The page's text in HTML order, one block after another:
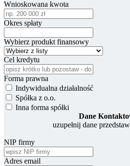
Wnioskowana kwota
Okres spłaty
Wybierz produkt finansowy
Cel kredytu
Forma prawna
Indywidualna działalność
Spółka z o.o.
Inna forma spółki
Dane
uzupełnij dane
NIP firmy
Adres email